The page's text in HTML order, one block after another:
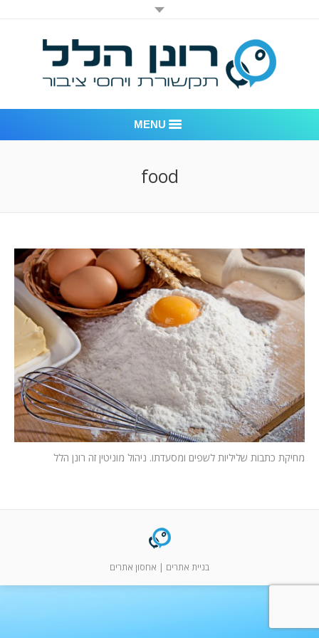
MENU
לקוחות – משרד יחסי ציבור רונן הלל
חדר חדשות
המלצות
ניהול מוניטין
צור קשר
food
מחיקת כתבות שליליות לשפים ומסעדתו. ניהול מוניטין זה רונן הלל
בניית אתרים | אחסון אתרים